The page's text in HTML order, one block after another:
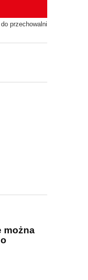
przechowalni
można